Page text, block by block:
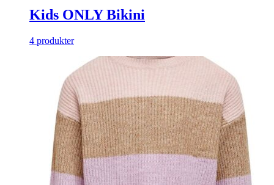
Kids ONLY Bikini
4 produkter